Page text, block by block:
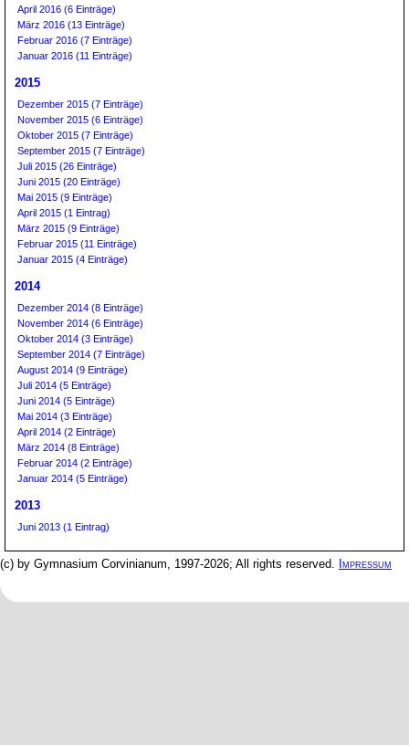
April 2016 (6 Einträge)
März 2016 (13 Einträge)
Februar 2016 (7 Einträge)
Januar 2016 (11 Einträge)
2015
Dezember 2015 (7 Einträge)
November 2015 (6 Einträge)
Oktober 2015 (7 Einträge)
September 2015 (7 Einträge)
Juli 2015 (26 Einträge)
Juni 2015 (20 Einträge)
Mai 2015 (9 Einträge)
April 2015 (1 Eintrag)
März 2015 (9 Einträge)
Februar 2015 (11 Einträge)
Januar 2015 (4 Einträge)
2014
Dezember 2014 (8 Einträge)
November 2014 (6 Einträge)
Oktober 2014 (3 Einträge)
September 2014 (7 Einträge)
August 2014 (9 Einträge)
Juli 2014 (5 Einträge)
Juni 2014 (5 Einträge)
Mai 2014 (3 Einträge)
April 2014 (2 Einträge)
März 2014 (8 Einträge)
Februar 2014 (2 Einträge)
Januar 2014 (5 Einträge)
2013
Juni 2013 (1 Eintrag)
(c) by Gymnasium Corvinianum, 1997-2026; All rights reserved. Impressum